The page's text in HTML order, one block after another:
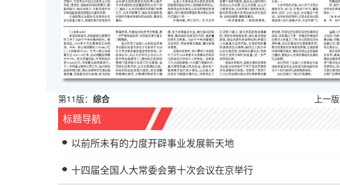
第11版： 综合 上一版
标题导航
以前所未有的力度开辟事业发展新天地
十四届全国人大常委会第十次会议在京举行